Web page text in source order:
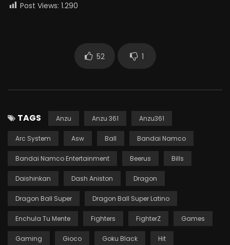
Post Views: 1.290
52 1
TAGS Anzu Anzu 361 Anzu361
Arc System Asw Ball Bandai Namco
Bandai Namco Entertainment Beerus Bills
Daishinkan Dash Aniston Dragon
Dragon Ball Super Dragon Ball Super Latino
Enchula Tu Mente Fighters FighterZ Games
Gaming Gioco Goku Black Hit